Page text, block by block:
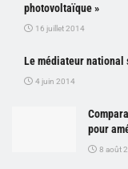
photovoltaïque »
16 juillet 2014
Le médiateur national
4 juin 2014
pour
8 août